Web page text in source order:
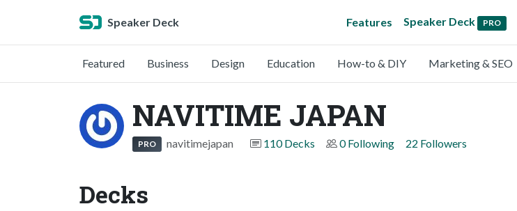
Speaker Deck Features Speaker Deck PRO
Featured Business Design Education How-to & DIY Marketing & SEO
NAVITIME JAPAN
PRO navitimejapan 110 Decks 0 Following 22 Followers
Decks